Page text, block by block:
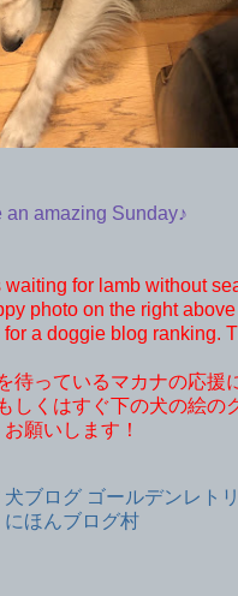
an amazing Sunday♪
waiting for lamb without
photo on the right
a doggie blog ranking.
待っているマカナの応援
しくはすぐ下の犬の絵の
お願いします！
にほんブログ村